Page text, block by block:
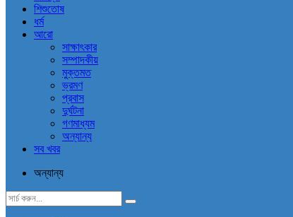
শিশুতোষ
ধর্ম
আরো
সাক্ষাৎকার
সম্পাদকীয়
মুক্তমত
ভ্রমণ
প্রবাস
দুর্ঘটনা
গণমাধ্যম
অন্যান্য
সব খবর
অন্যান্য